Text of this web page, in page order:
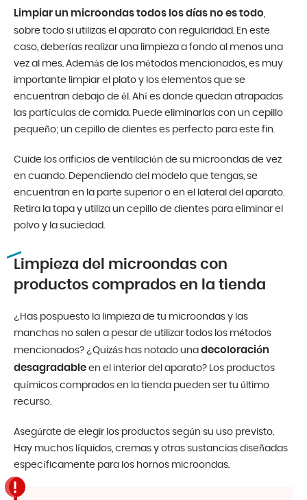
Limpiar un microondas todos los días no es todo,
sobre todo si utilizas el aparato con regularidad. En este
caso, deberías realizar una limpieza a fondo al menos una
vez al mes. Además de los métodos mencionados, es muy
importante limpiar el plato y los elementos que se
encuentran debajo de él. Ahí es donde quedan atrapadas
las partículas de comida. Puede eliminarlas con un cepillo
pequeño; un cepillo de dientes es perfecto para este fin.
Cuide los orificios de ventilación de su microondas de vez
en cuando. Dependiendo del modelo que tengas, se
encuentran en la parte superior o en el lateral del aparato.
Retira la tapa y utiliza un cepillo de dientes para eliminar el
polvo y la suciedad.
Limpieza del microondas con
productos comprados en la tienda
¿Has pospuesto la limpieza de tu microondas y las
manchas no salen a pesar de utilizar todos los métodos
mencionados? ¿Quizás has notado una decoloración
desagradable en el interior del aparato? Los productos
químicos comprados en la tienda pueden ser tu último
recurso.
Asegúrate de elegir los productos según su uso previsto.
Hay muchos líquidos, cremas y otras sustancias diseñadas
específicamente para los hornos microondas.